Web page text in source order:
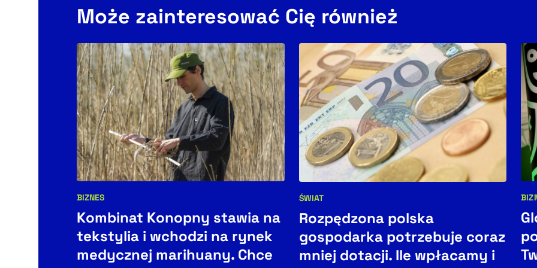
Może zainteresować Cię również
Kategorie artykułu:
BIZNES
Kombinat Konopny stawia na
tekstylia i wchodzi na rynek
medycznej marihuany. Chce
Kategorie artykułu:
ŚWIAT
Rozpędzona polska
gospodarka potrzebuje coraz
mniej dotacji. Ile wpłacamy i